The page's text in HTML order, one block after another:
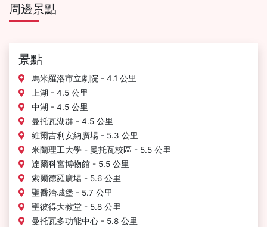
周邊景點
景點
馬米羅洛市立劇院 - 4.1 公里
上湖 - 4.5 公里
中湖 - 4.5 公里
曼托瓦湖群 - 4.5 公里
維爾吉利安納廣場 - 5.3 公里
米蘭理工大學 - 曼托瓦校區 - 5.5 公里
達爾科宮博物館 - 5.5 公里
索爾德羅廣場 - 5.6 公里
聖喬治城堡 - 5.7 公里
聖彼得大教堂 - 5.8 公里
曼托瓦多功能中心 - 5.8 公里